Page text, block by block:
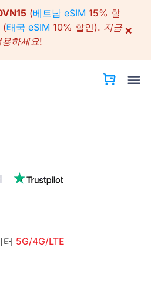
(베트남 eSIM 15% 할
(태국 eSIM 10% 할인). 지금
용하세요!
×
터 5G/4G/LTE